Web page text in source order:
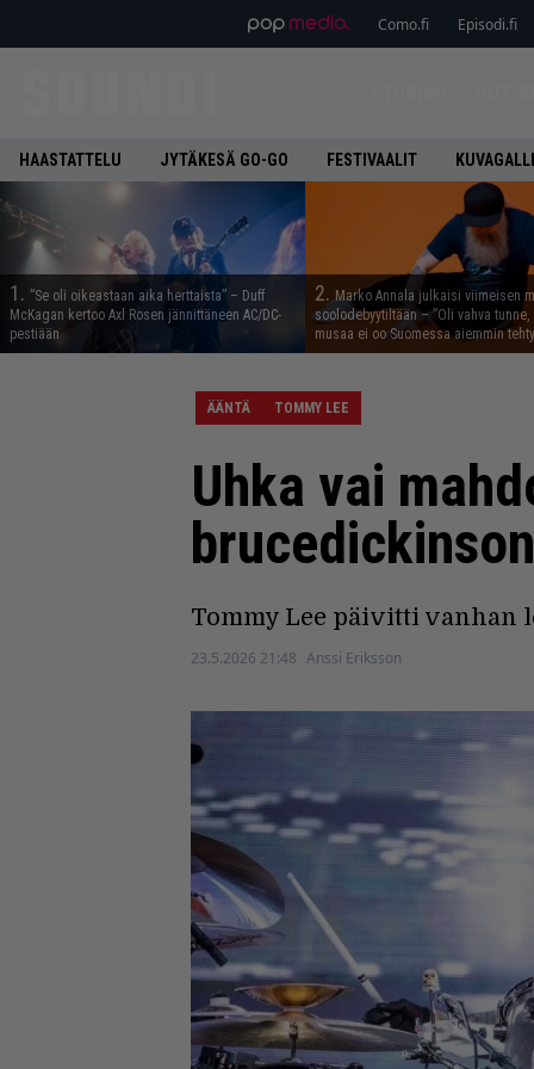
Como.fi Episodi.fi
HAASTATTELU JYTÄKESÄ GO-GO FESTIVAALIT
1. ”Se oli oikeastaan aika herttaista” – Duff
McKagan kertoo Axl Rosen jännittäneen AC/DC-
pestiään
2. Marko Annala julkaisi viimeisen
soolodebyytiltään – ”Oli vahva
musaa ei oo Suomessa aiemmin
ÄÄNTÄ TOMMY LEE
Uhka vai
Tommy Lee päivitti vanhan
23.5.2026 21:48 Anssi Eriksson